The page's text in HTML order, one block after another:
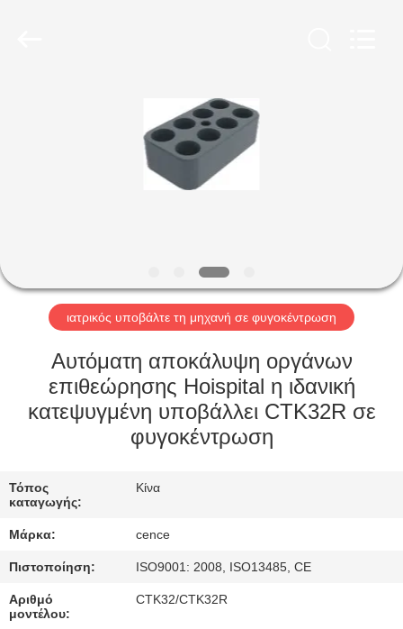
ΕΜΆΣ
ΕΠΙΣΚΕΨΉ
ΕΡΓΟΣΤΑΣΊΟΥ
ΈΛΕΓΧΟΣ
ΠΟΙΌΤΗΤΑΣ
ΕΠΙΚΟΙΝΩΝΉΣΤΕ
ΜΑΖΊ
ΜΑΣ
ΕΙΔΉΣΕΙΣ
ιατρικός υποβάλτε τη μηχανή σε φυγοκέντρωση
Αυτόματη αποκάλυψη οργάνων
επιθεώρησης Hoispital η ιδανική
κατεψυγμένη υποβάλλει CTK32R σε
φυγοκέντρωση
Τόπος
καταγωγής:
Κίνα
Μάρκα: cence
Πιστοποίηση: ISO9001: 2008, ISO13485, CE
Αριθμό
μοντέλου:
CTK32/CTK32R